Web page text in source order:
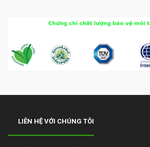
LIÊN HỆ VỚI CHÚNG TÔI